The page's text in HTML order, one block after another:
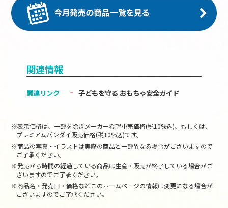
関連情報
関連リンク 子どもを守る おもちゃ安全ガイド
※表示価格は、一部を除きメーカー希望小売価格(税10%込)、もしくは、
プレミアムバンダイ販売価格(税10%込)です。
※商品の写真・イラストは実際の商品と一部異なる場合がございますので
ご了承ください。
※発売から時間の経過している商品は生産・販売が終了している場合がご
ざいますのでご了承ください。
※商品名・発売日・価格などこのホームページの情報は変更になる場合が
ございますのでご了承ください。